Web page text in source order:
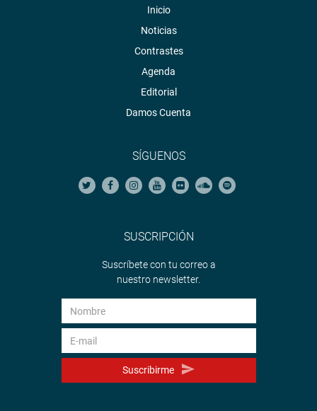
Inicio
Noticias
Contrastes
Agenda
Editorial
Damos Cuenta
SÍGUENOS
SUSCRIPCIÓN
Suscríbete con tu correo a
nuestro newsletter.
Suscribirme